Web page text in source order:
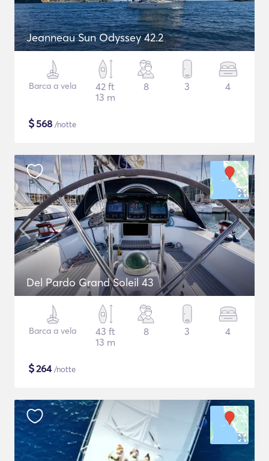
Jeanneau Sun Odyssey 42.2
Barca a vela
42 ft
13 m
8 3 4
$568 /notte
Del Pardo Grand Soleil 43
Barca a vela
43 ft
13 m
8 3 4
$264/notte